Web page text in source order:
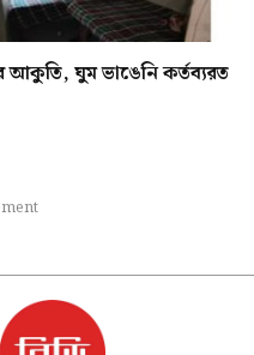
আকুতি, ঘুম ভাঙেনি কর্তব্যরত